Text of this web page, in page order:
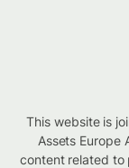
This website is
Assets Europe
content related to